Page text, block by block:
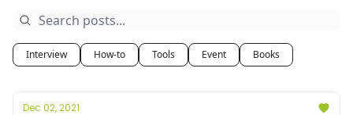
Interview How-to Tools Event Books
Dec 02, 2021